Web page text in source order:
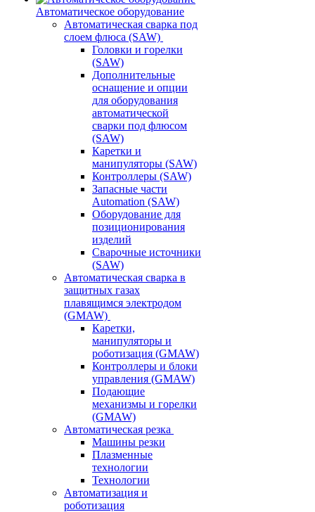
Автоматическое оборудование
Автоматическая сварка под
слоем флюса (SAW)
Головки и горелки
(SAW)
Дополнительные
оснащение и опции
для оборудования
автоматической
сварки под флюсом
(SAW)
Каретки и
манипуляторы (SAW)
Контроллеры (SAW)
Запасные части
Automation (SAW)
Оборудование для
позиционирования
изделий
Сварочные источники
(SAW)
Автоматическая сварка в
защитных газах
плавящимся электродом
(GMAW)
Каретки,
манипуляторы и
роботизация (GMAW)
Контроллеры и блоки
управления (GMAW)
Подающие
механизмы и горелки
(GMAW)
Автоматическая резка
Машины резки
Плазменные
технологии
Технологии
Автоматизация и
роботизация